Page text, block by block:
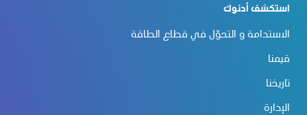
استكشف أدنوك
الاستدامة و التحوّل في قطاع الطاقة
قيمنا
تاريخنا
الإدارة